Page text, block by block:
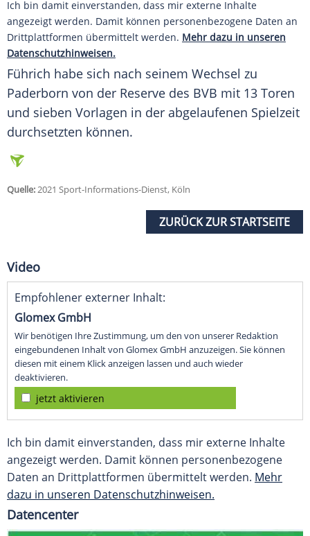
Ich bin damit einverstanden, dass mir externe Inhalte
angezeigt werden. Damit können personenbezogene Daten an
Drittplattformen übermittelt werden. Mehr dazu in unseren
Datenschutzhinweisen.
Führich habe sich nach seinem Wechsel zu
Paderborn von der Reserve des BVB mit 13 Toren
und sieben Vorlagen in der abgelaufenen Spielzeit
durchsetzten können.
Quelle:2021 Sport-Informations-Dienst, Köln
ZURÜCK ZUR STARTSEITE
Video
Empfohlener externer Inhalt:
Glomex GmbH
Wir benötigen Ihre Zustimmung, um den von unserer Redaktion
eingebundenen Inhalt von Glomex GmbH anzuzeigen. Sie können
diesen mit einem Klick anzeigen lassen und auch wieder
deaktivieren.
jetzt aktivieren
Ich bin damit einverstanden, dass mir externe Inhalte
angezeigt werden. Damit können personenbezogene
Daten an Drittplattformen übermittelt werden. Mehr
dazu in unseren Datenschutzhinweisen.
Datencenter